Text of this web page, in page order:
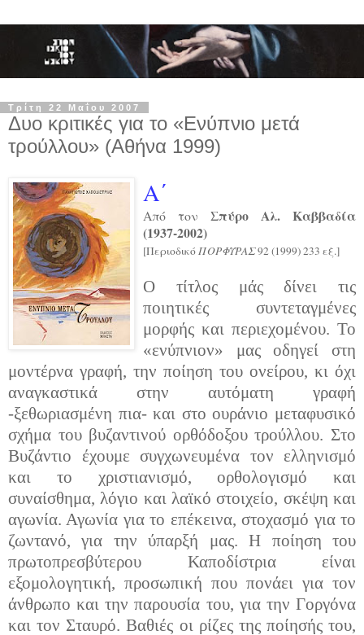
Τρίτη 22 Μαΐου 2007
Δυο κριτικές για το «Ενύπνιο μετά
τρούλλου» (Αθήνα 1999)
Α΄
Από τον Σπύρο Αλ. Καββαδία
(1937-2002)
[ΠεριοδικόΠΟΡΦΥΡΑΣ92 (1999) 233 εξ.]
Ο τίτλος μάς δίνει τις
ποιητικές συντεταγμένες
μορφής και περιεχομένου. Το
«ενύπνιον» μας οδηγεί στη
μοντέρνα γραφή, την ποίηση του ονείρου, κι όχι
αναγκαστικά στην αυτόματη γραφή
-ξεθωριασμένη πια- και στο ουράνιο μεταφυσικό
σχήμα του βυζαντινού ορθόδοξου τρούλλου. Στο
Βυζάντιο έχουμε συγχωνευμένα τον ελληνισμό
και το χριστιανισμό, ορθολογισμό και
συναίσθημα, λόγιο και λαϊκό στοιχείο, σκέψη και
αγωνία. Αγωνία για το επέκεινα, στοχασμό για το
ζωντανό, για την ύπαρξή μας. Η ποίηση του
πρωτοπρεσβύτερου Καποδίστρια είναι
εξομολογητική, προσωπική που πονάει για τον
άνθρωπο και την παρουσία του, για την Γοργόνα
και τον Σταυρό. Βαθιές οι ρίζες της ποίησής του,